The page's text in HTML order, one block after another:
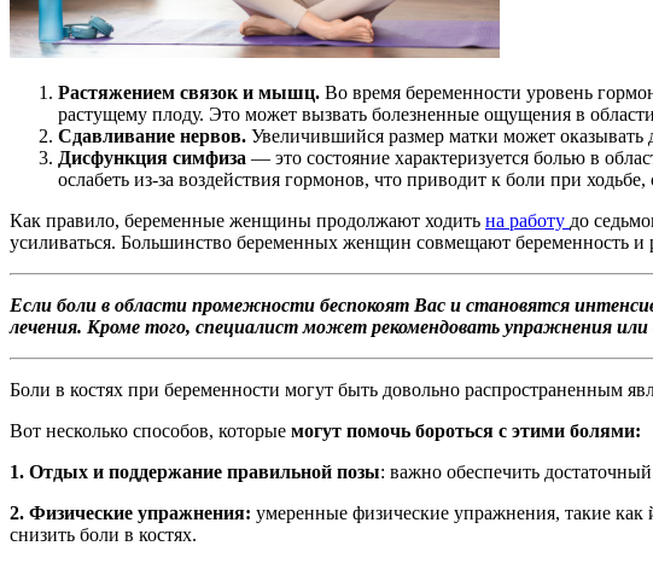
Растяжением связок и мышц. Во время беременности уровень
растущему плоду. Это может вызвать болезненные ощущения в области
Сдавливание нервов. Увеличившийся размер матки может оказывать
Дисфункция симфиза — это состояние характеризуется болью в
ослабеть из-за воздействия гормонов, что приводит к боли при
Как правило, беременные женщины продолжают ходить на работу до
усиливаться. Большинство беременных женщин совмещают беременность и
Если боли в области промежности беспокоят Вас и становятся
лечения. Кроме того, специалист может рекомендовать упражнения
Боли в костях при беременности могут быть довольно распространенным
Вот несколько способов, которые могут помочь бороться с этими болями:
1. Отдых и поддержание правильной позы: важно обеспечить
2. Физические упражнения: умеренные физические упражнения, такие
снизить боли в костях.